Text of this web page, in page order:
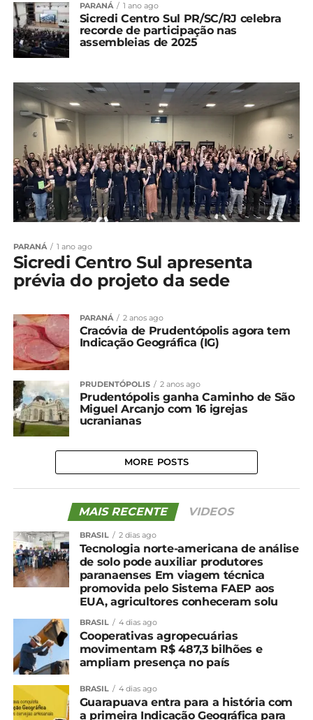
PARANÁ 1 ano ago
Sicredi Centro Sul PR/SC/RJ celebra
recorde de participação nas
assembleias de 2025
PARANÁ 1 ano ago
Sicredi Centro Sul apresenta
prévia do projeto da sede
PARANÁ 2 anos ago
Cracóvia de Prudentópolis agora tem
Indicação Geográfica (IG)
PRUDENTÓPOLIS 2 anos ago
Prudentópolis ganha Caminho de São
Miguel Arcanjo com 16 igrejas
ucranianas
MORE POSTS
MAIS RECENTE VIDEOS
BRASIL 2 dias ago
Tecnologia norte-americana de análise
de solo pode auxiliar produtores
paranaenses Em viagem técnica
promovida pelo Sistema FAEP aos
EUA, agricultores conheceram solu
BRASIL 4 dias ago
Cooperativas agropecuárias
movimentam R$ 487,3 bilhões e
ampliam presença no país
BRASIL 4 dias ago
Guarapuava entra para a história com
a primeira Indicação Geográfica para